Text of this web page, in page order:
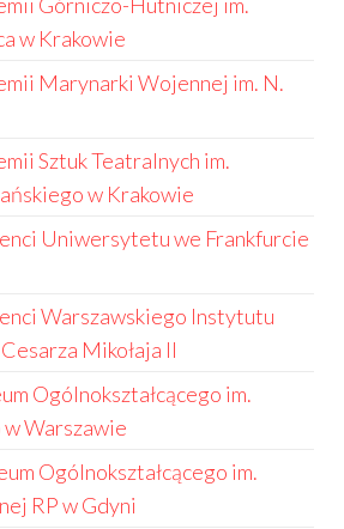
w Krakowie
Marynarki Wojennej im. N.
Sztuk Teatralnych im.
w Krakowie
Uniwersytetu we Frankfurcie
Warszawskiego Instytutu
Mikołaja II
Ogólnokształcącego im.
Warszawie
Ogólnokształcącego im.
RP w Gdyni